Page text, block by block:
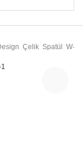
Çelik Spatül W-1